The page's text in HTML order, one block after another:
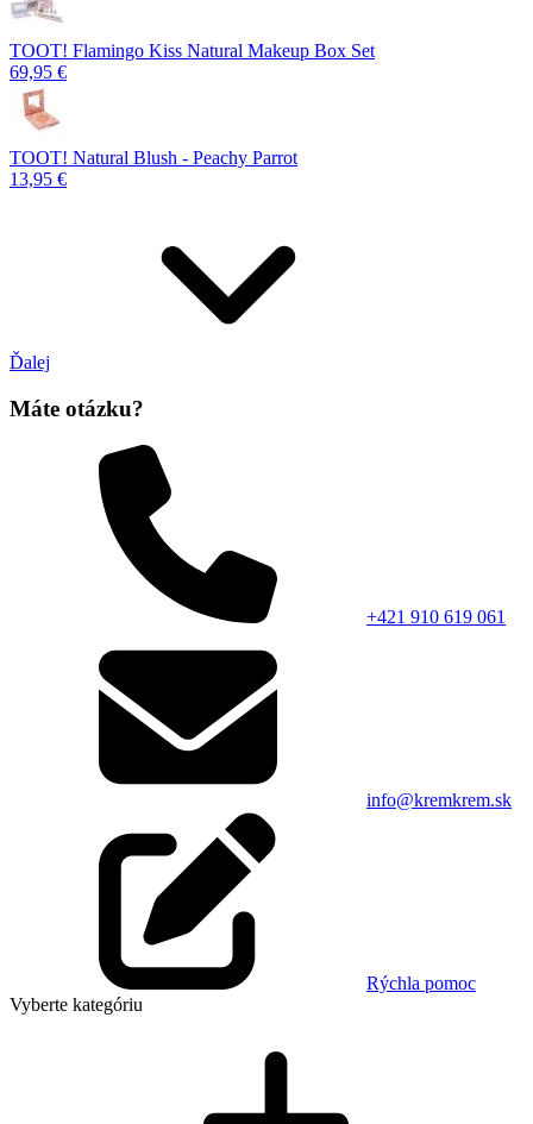
TOOT! Flamingo Kiss Natural Makeup Box Set
69,95 €
TOOT! Natural Blush - Peachy Parrot
13,95 €
Ďalej
Máte otázku?
+421 910 619 061
info@kremkrem.sk
Rýchla pomoc
Vyberte kategóriu